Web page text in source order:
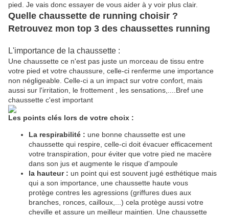
pied. Je vais donc essayer de vous aider à y voir plus clair.
Quelle chaussette de running choisir ?
Retrouvez mon top 3 des chaussettes running
L'importance de la chaussette :
Une chaussette ce n'est pas juste un morceau de tissu entre
votre pied et votre chaussure, celle-ci renferme une importance
non négligeable. Celle-ci a un impact sur votre confort, mais
aussi sur l'irritation, le frottement , les sensations,....Bref une
chaussette c'est important
Les points clés lors de votre choix :
La respirabilité : une bonne chaussette est une
chaussette qui respire, celle-ci doit évacuer efficacement
votre transpiration, pour éviter que votre pied ne macère
dans son jus et augmente le risque d'ampoule
la hauteur : un point qui est souvent jugé esthétique mais
qui a son importance, une chaussette haute vous
protège contres les agressions (griffures dues aux
branches, ronces, cailloux,...) cela protège aussi votre
cheville et assure un meilleur maintien. Une chaussette